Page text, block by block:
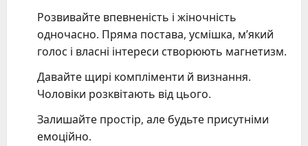
Розвивайте впевненість і жіночність
одночасно. Пряма постава, усмішка, м’який
голос і власні інтереси створюють магнетизм.
Давайте щирі компліменти й визнання.
Чоловіки розквітають від цього.
Залишайте простір, але будьте присутніми
емоційно.